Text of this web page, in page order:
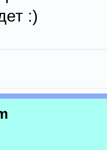
:)